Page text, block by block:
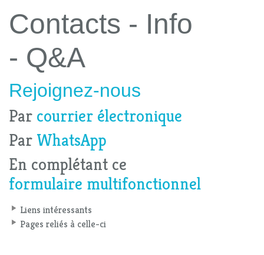
Contacts - Info
- Q&A
Rejoignez-nous
Par courrier électronique
Par WhatsApp
En complétant ce
formulaire multifonctionnel
Liens intéressants
Pages reliés à celle-ci